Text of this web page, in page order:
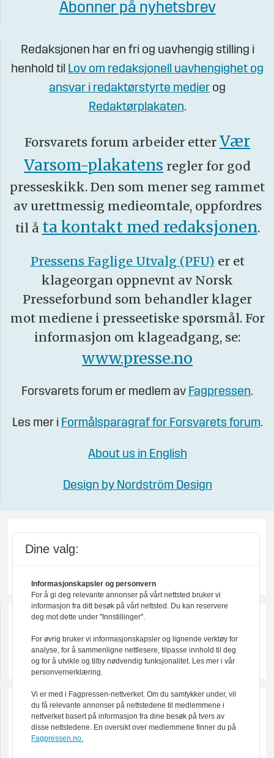
Abonner på nyhetsbrev
Redaksjonen har en fri og uavhengig stilling i
henhold til Lov om redaksjonell uavhengighet og
ansvar i redaktørstyrte medier og
Redaktørplakaten.
Forsvarets forum arbeider etter Vær
Varsom-plakatens regler for god
presseskikk. Den som mener seg rammet
av urettmessig medieomtale, oppfordres
til å ta kontakt med redaksjonen.
Pressens Faglige Utvalg (PFU) er et
klageorgan oppnevnt av Norsk
Presseforbund som behandler klager
mot mediene i presseetiske spørsmål. For
informasjon om klageadgang, se:
www.presse.no
Forsvarets forum er medlem av Fagpressen.
Les mer i Formålsparagraf for Forsvarets forum.
About us in English
Design by Nordström Design
Dine valg:
Informasjonskapsler og personvern
For å gi deg relevante annonser på vårt nettsted bruker vi
informasjon fra ditt besøk på vårt nettsted. Du kan reservere
deg mot dette under "Innstillinger".
For øvrig bruker vi informasjonskapsler og lignende verktøy for
analyse, for å sammenligne nettlesere, tilpasse innhold til deg
og for å utvikle og tilby nødvendig funksjonalitet. Les mer i vår
personvernerklæring.
Vi er med i Fagpressen-nettverket. Om du samtykker under, vil
du få relevante annonser på nettstedene til medlemmene i
nettverket basert på informasjon fra dine besøk på tvers av
disse nettstedene. En oversikt over medlemmene finner du på
Fagpressen.no.